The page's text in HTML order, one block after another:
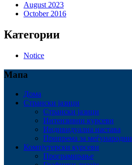
August 2023
October 2016
Категории
Notice
Мапа
Дома
Странски јазици
Странски јазици
Интензивни курсеви
Индивидуална настава
Припрема за
Компјутерски курсеви
Програмирање